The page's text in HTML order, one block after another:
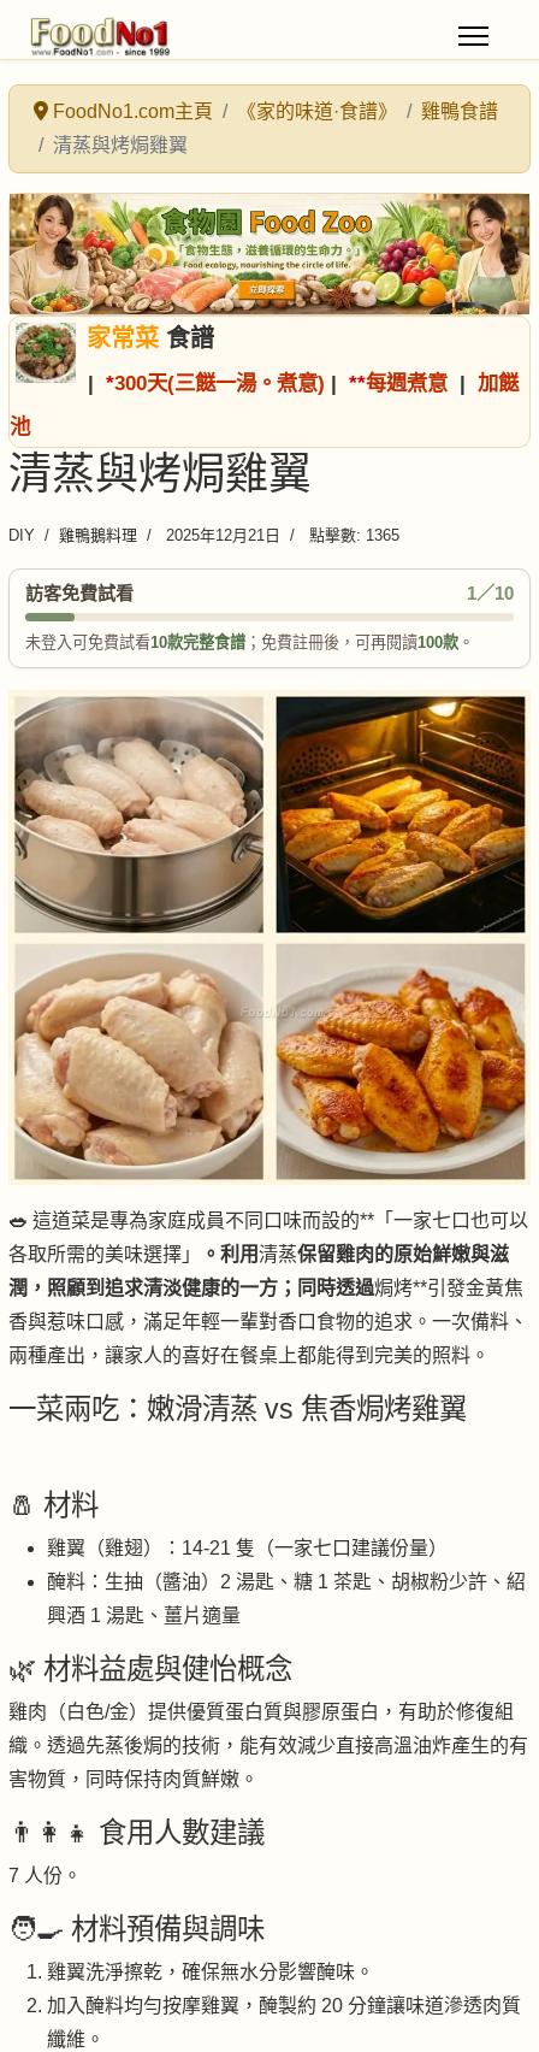
FoodNo1.com主頁 《家的味道·食譜》
雞鴨食譜
清蒸與烤焗雞翼
家常菜食譜
| *300天(三餸一湯。煮意) | **每週煮意 | 加餸
池
清蒸與烤焗雞翼
DIY 雞鴨鵝料理 2025年12月21日 點擊數: 1365
訪客免費試看 1／10
未登入可免費試看10款完整食譜 ；免費註冊後，可再閱讀100款 。
🥗 這道菜是專為家庭成員不同口味而設的**「一家七口也可以
各取所需的美味選擇」
。利用清蒸保留雞肉的原始鮮嫩與滋
潤，照顧到追求清淡健康的一方；同時透過焗烤**引發金黃焦
香與惹味口感，滿足年輕一輩對香口食物的追求。一次備料、
兩種產出，讓家人的喜好在餐桌上都能得到完美的照料。
一菜兩吃：嫩滑清蒸 vs 焦香焗烤雞翼
🧂 材料
雞翼（雞翅）：14-21 隻（一家七口建議份量）
醃料：生抽（醬油）2 湯匙、糖 1 茶匙、胡椒粉少許、紹
興酒 1 湯匙、薑片適量
🌿 材料益處與健怡概念
雞肉（白色/金）提供優質蛋白質與膠原蛋白，有助於修復組
織。透過先蒸後焗的技術，能有效減少直接高溫油炸產生的有
害物質，同時保持肉質鮮嫩。
👨‍👩‍👧 食用人數建議
7 人份。
🧑‍🍳 材料預備與調味
雞翼洗淨擦乾，確保無水分影響醃味。
加入醃料均勻按摩雞翼，醃製約 20 分鐘讓味道滲透肉質
纖維。